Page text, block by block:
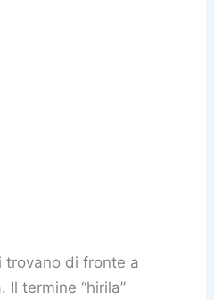
trovano di fronte a
Il termine “hirila”